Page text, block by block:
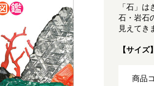
「石」
石・岩石
見えてき
【サイズ】
商品